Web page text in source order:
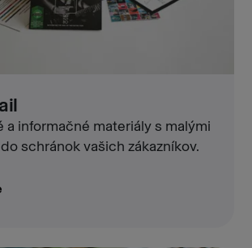
a informačné materiály s malými
schránok vašich zákazníkov.